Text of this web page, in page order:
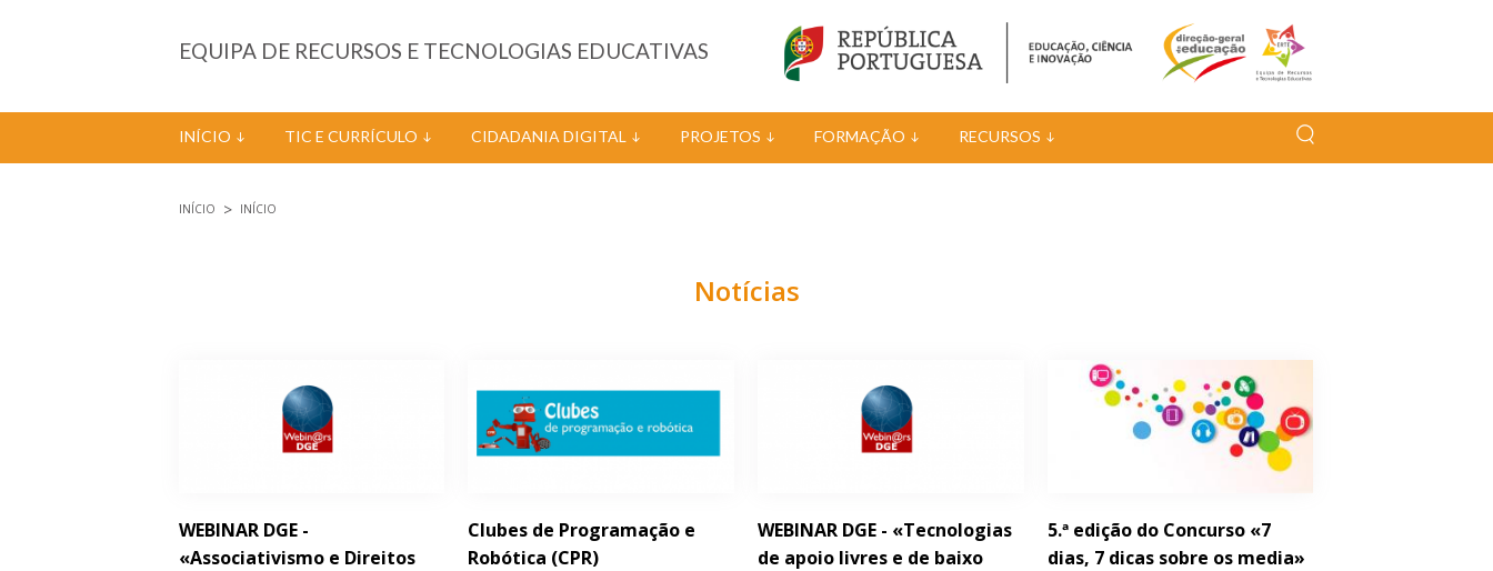
EQUIPA DE RECURSOS E TECNOLOGIAS EDUCATIVAS
INÍCIO TIC E CURRÍCULO CIDADANIA DIGITAL PROJETOS FORMAÇÃO RECURSOS
INÍCIO INÍCIO
Notícias
WEBINAR DGE -
«Associativismo e Direitos
Clubes de Programação e
Robótica (CPR)
WEBINAR DGE - «Tecnologias
de apoio livres e de baixo
5.ª edição do Concurso «7
dias, 7 dicas sobre os media»
Páginas